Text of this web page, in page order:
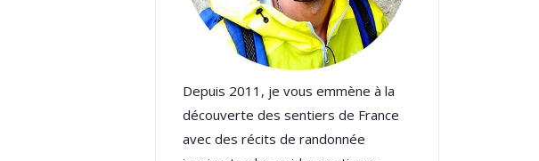
Depuis 2011, je vous emmène à la
découverte des sentiers de France
avec des récits de randonnée